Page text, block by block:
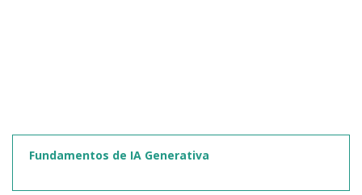
Fundamentos de IA Generativa